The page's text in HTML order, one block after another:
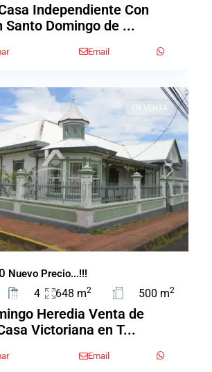
Independiente Con
Santo Domingo de ...
Email
Next
EN VENTA
Nuevo Precio...!!!
4 648 m2 500 m2
Heredia Venta de
Victoriana en T...
Email